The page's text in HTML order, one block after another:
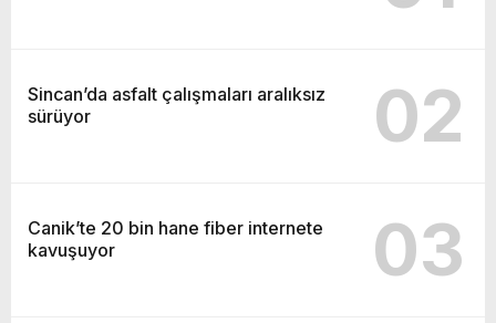
Sincan’da asfalt çalışmaları aralıksız
sürüyor
02
Canik’te 20 bin hane fiber internete
kavuşuyor
03